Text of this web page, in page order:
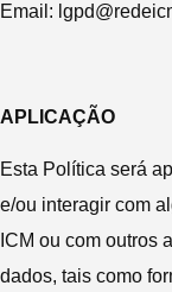
Email:
APLICAÇÃO
Esta Política será
e/ou interagir com
ICM ou com outros
dados, tais como